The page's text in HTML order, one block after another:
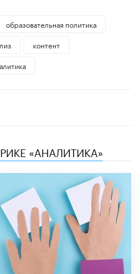
образовательная политика
контент
«АНАЛИТИКА»